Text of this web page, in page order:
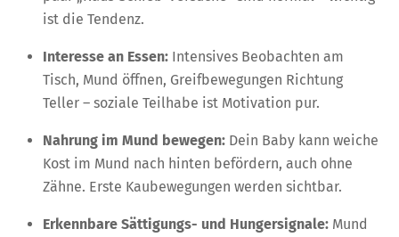
ist die Tendenz.
Interesse an Essen: Intensives Beobachten am
Tisch, Mund öffnen, Greifbewegungen Richtung
Teller – soziale Teilhabe ist Motivation pur.
Nahrung im Mund bewegen: Dein Baby kann weiche
Kost im Mund nach hinten befördern, auch ohne
Zähne. Erste Kaubewegungen werden sichtbar.
Erkennbare Sättigungs- und Hungersignale: Mund